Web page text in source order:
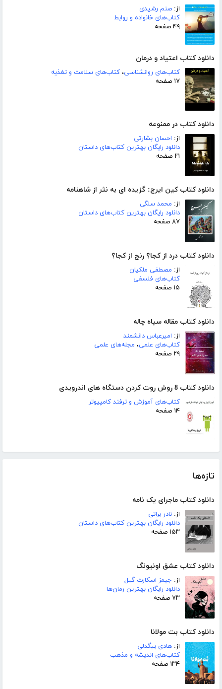
از: صنم رشیدی
کتاب‌های خانواده و روابط
۴۹ صفحه
دانلود کتاب اعتیاد و درمان
کتاب‌های روانشناسی، کتاب‌های سلامت و تغذیه
۱۷ صفحه
دانلود کتاب در ممنوعه
از: احسان بشارتی
دانلود رایگان بهترین کتاب‌های داستان
۲۱ صفحه
دانلود کتاب کین ایرج: گزیده ای به نثر از شاهنامه
از: محمد سلگی
دانلود رایگان بهترین کتاب‌های داستان
۸۷ صفحه
دانلود کتاب درد از کجا؟ رنج از کجا؟
از: مصطفی ملکیان
کتاب‌های فلسفی
۱۵ صفحه
دانلود کتاب مقاله سیاه چاله
از: امیرعباس دانشمند
کتاب‌های علمی، مجله‌های علمی
۲۹ صفحه
دانلود کتاب 8 روش روت کردن دستگاه های اندرویدی
کتاب‌های آموزش و ترفند کامپیوتر
۱۴ صفحه
تازه‌ها
دانلود کتاب ماجرای یک نامه
از: نادر براتی
دانلود رایگان بهترین کتاب‌های داستان
۱۵۳ صفحه
دانلود کتاب عشق اونیونگ
از: جیمز اسکارث گیل
دانلود رایگان بهترین رمان‌ها
۷۳ صفحه
دانلود کتاب بت مولانا
از: هادی بیگدلی
کتاب‌های اندیشه و مذهب
۱۳۴ صفحه